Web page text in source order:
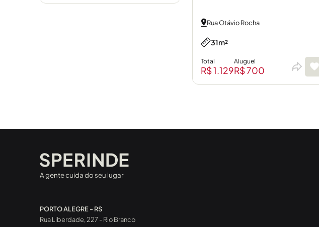
Rua Otávio Rocha
31m²
Total
R$ 1.129
Aluguel
R$ 700
A gente cuida do seu lugar
PORTO ALEGRE - RS
Rua Liberdade, 227 - Rio Branco